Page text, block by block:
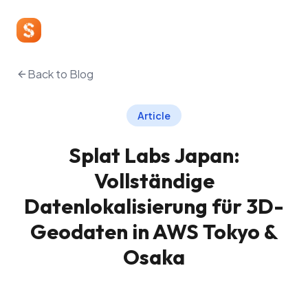
Back to Blog
Article
Splat Labs Japan:
Vollständige
Datenlokalisierung für 3D-
Geodaten in AWS Tokyo &
Osaka